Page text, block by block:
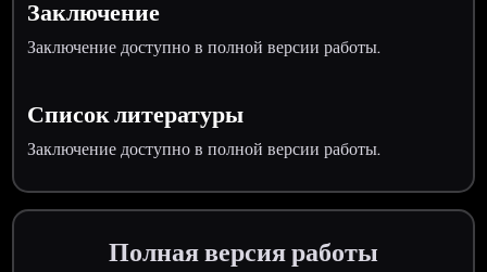
Заключение
Заключение доступно в полной версии работы.
Список литературы
Заключение доступно в полной версии работы.
Полная версия работы